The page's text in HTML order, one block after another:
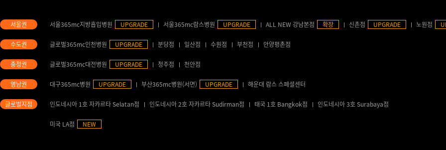
서울365mc지방흡입병원 UPGRADE 서울365mc람스병원 UPGRADE ALL NEW 강남본점 확장 신촌점 UPGRADE 노원점
글로벌365mc인천병원 UPGRADE 분당점 일산점 수원점 부천점 안양평촌점
글로벌365mc대전병원 UPGRADE 청주점 천안점
대구365mc병원 UPGRADE 부산365mc병원(서면) UPGRADE 해운대 람스 스페셜센터
인도네시아 1호 자카르타 Selatan점 인도네시아 2호 자카르타 Sudirman점 태국 1호 Bangkok점 인도네시아 3호 Surabaya점
미국 LA점 NEW